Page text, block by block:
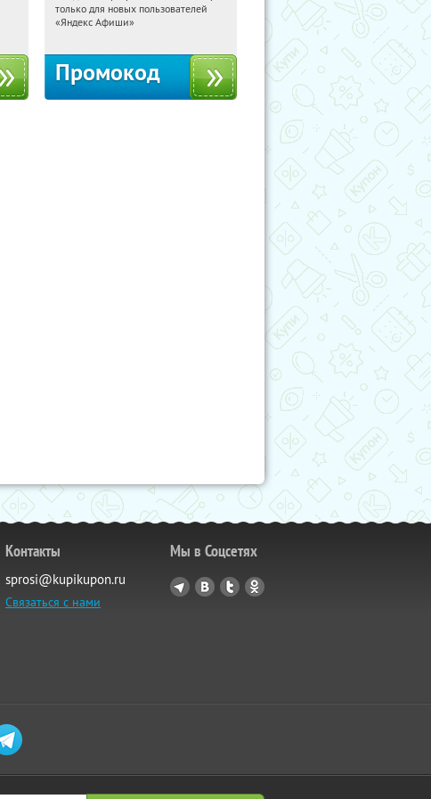
Россия
только для новых пользователей
«Яндекс Афиши»
Промокод
Контакты
sprosi@kupikupon.ru
Связаться с нами
Мы в Соцсетях